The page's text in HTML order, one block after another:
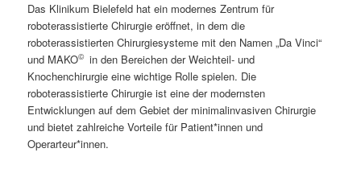
Das Klinikum Bielefeld hat ein modernes Zentrum für
roboterassistierte Chirurgie eröffnet, in dem die
roboterassistierten Chirurgiesysteme mit den Namen „Da Vinci“
und MAKO© in den Bereichen der Weichteil- und
Knochenchirurgie eine wichtige Rolle spielen. Die
roboterassistierte Chirurgie ist eine der modernsten
Entwicklungen auf dem Gebiet der minimalinvasiven Chirurgie
und bietet zahlreiche Vorteile für Patient*innen und
Operarteur*innen.